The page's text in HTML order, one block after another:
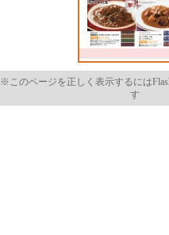
※このページを正しく表示するには
す